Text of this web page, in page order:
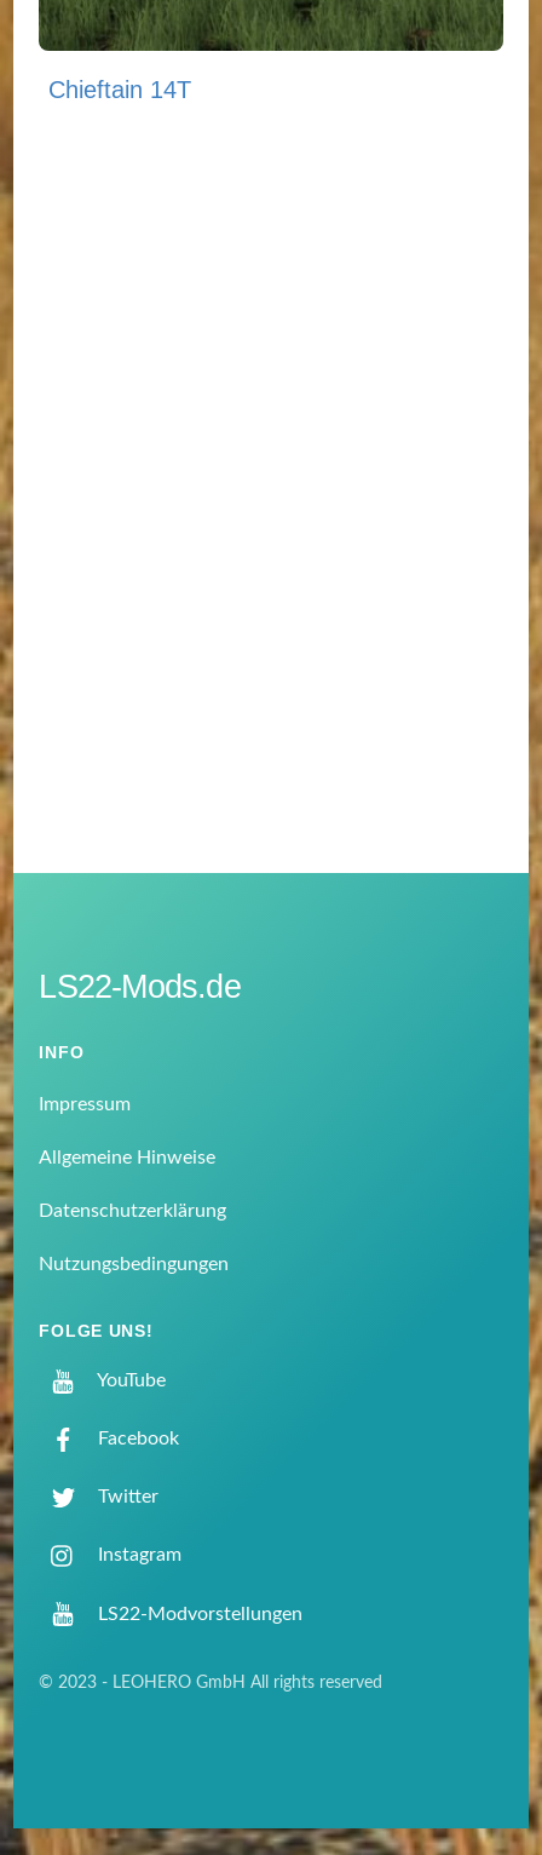
Chieftain 14T
Back
LS22-Mods.de
INFO
Impressum
Allgemeine Hinweise
Datenschutzerklärung
Nutzungsbedingungen
FOLGE UNS!
YouTube
Facebook
Twitter
Instagram
LS22-Modvorstellungen
© 2023 - LEOHERO GmbH All rights reserved